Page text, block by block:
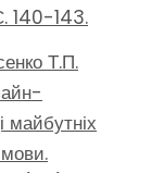
140-143.
Т.П.
майбутніх
мови.